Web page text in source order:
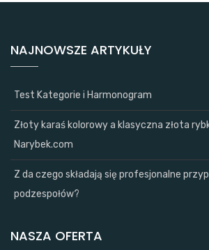
NAJNOWSZE ARTYKUŁY
Test Kategorie i Harmonogram
Złoty karaś kolorowy a klasyczna złota
Narybek.com
Z da czego składają się profesjonalne
podzespołów?
NASZA OFERTA